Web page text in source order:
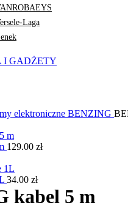
Laga
I GADŻETY
elektroniczne BENZING
129.00 zł
34.00 zł
kabel 5 m